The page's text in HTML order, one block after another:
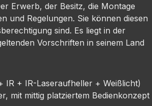
Erwerb, der Besitz, die Montage
und Regelungen. Sie können diesen
sind. Es liegt in der
Vorschriften in seinem Land
IR + IR-Laseraufheller + Weißlicht)
mit mittig platziertem Bedienkonzept